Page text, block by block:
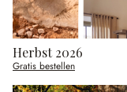
Herbst 2026
Gratis bestellen